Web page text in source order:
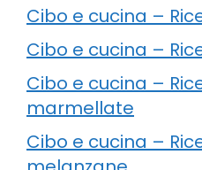
Cibo e cucina –
Cibo e cucina –
Cibo e cucina –
marmellate
Cibo e cucina –